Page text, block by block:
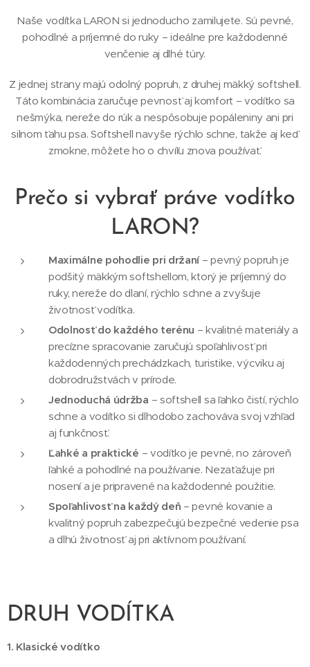
Naše vodítka LARON si jednoducho zamilujete. Sú pevné,
pohodlné a príjemné do ruky – ideálne pre každodenné
venčenie aj dlhé túry.
Z jednej strany majú odolný popruh, z druhej mäkký softshell.
Táto kombinácia zaručuje pevnosť aj komfort – vodítko sa
nešmýka, nereže do rúk a nespôsobuje popáleniny ani pri
silnom ťahu psa. Softshell navyše rýchlo schne, takže aj keď
zmokne, môžete ho o chvíľu znova používať.
Prečo si vybrať práve vodítko
LARON?
Maximálne pohodlie pri držaní– pevný popruh je
podšitý mäkkým softshellom, ktorý je príjemný do
ruky, nereže do dlaní, rýchlo schne a zvyšuje
životnosť vodítka.
Odolnosť do každého terénu – kvalitné materiály a
precízne spracovanie zaručujú spoľahlivosť pri
každodenných prechádzkach, turistike, výcviku aj
dobrodružstvách v prírode.
Jednoduchá údržba – softshell sa ľahko čistí, rýchlo
schne a vodítko si dlhodobo zachováva svoj vzhľad
aj funkčnosť.
Ľahké a praktické – vodítko je pevné, no zároveň
ľahké a pohodlné na používanie. Nezaťažuje pri
nosení a je pripravené na každodenné použitie.
Spoľahlivosť na každý deň – pevné kovanie a
kvalitný popruh zabezpečujú bezpečné vedenie psa
a dlhú životnosť aj pri aktívnom používaní.
DRUH VODÍTKA
1. Klasické vodítko